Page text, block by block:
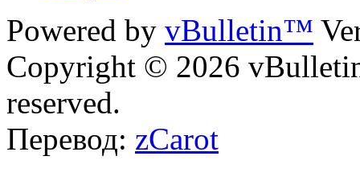
Powered by vBulletin™
Copyright © 2026
reserved.
Перевод: zCarot